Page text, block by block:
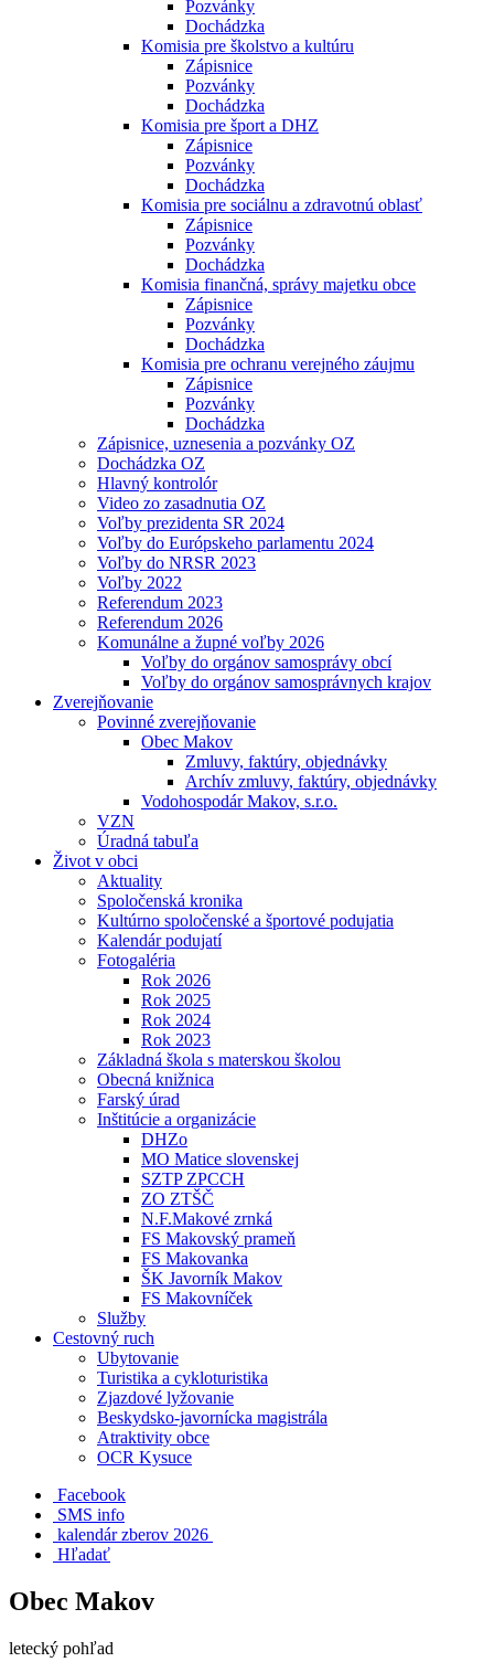
Pozvánky
Dochádzka
Komisia pre školstvo a kultúru
Zápisnice
Pozvánky
Dochádzka
Komisia pre šport a DHZ
Zápisnice
Pozvánky
Dochádzka
Komisia pre sociálnu a zdravotnú oblasť
Zápisnice
Pozvánky
Dochádzka
Komisia finančná, správy majetku obce
Zápisnice
Pozvánky
Dochádzka
Komisia pre ochranu verejného záujmu
Zápisnice
Pozvánky
Dochádzka
Zápisnice, uznesenia a pozvánky OZ
Dochádzka OZ
Hlavný kontrolór
Video zo zasadnutia OZ
Voľby prezidenta SR 2024
Voľby do Európskeho parlamentu 2024
Voľby do NRSR 2023
Voľby 2022
Referendum 2023
Referendum 2026
Komunálne a župné voľby 2026
Voľby do orgánov samosprávy obcí
Voľby do orgánov samosprávnych krajov
Zverejňovanie
Povinné zverejňovanie
Obec Makov
Zmluvy, faktúry, objednávky
Archív zmluvy, faktúry, objednávky
Vodohospodár Makov, s.r.o.
VZN
Úradná tabuľa
Život v obci
Aktuality
Spoločenská kronika
Kultúrno spoločenské a športové podujatia
Kalendár podujatí
Fotogaléria
Rok 2026
Rok 2025
Rok 2024
Rok 2023
Základná škola s materskou školou
Obecná knižnica
Farský úrad
Inštitúcie a organizácie
DHZo
MO Matice slovenskej
SZTP ZPCCH
ZO ZTŠČ
N.F.Makové zrnká
FS Makovský prameň
FS Makovanka
ŠK Javorník Makov
FS Makovníček
Služby
Cestovný ruch
Ubytovanie
Turistika a cykloturistika
Zjazdové lyžovanie
Beskydsko-javornícka magistrála
Atraktivity obce
OCR Kysuce
Facebook
SMS info
​ kalendár zberov 2026
Hľadať
Obec Makov
letecký pohľad